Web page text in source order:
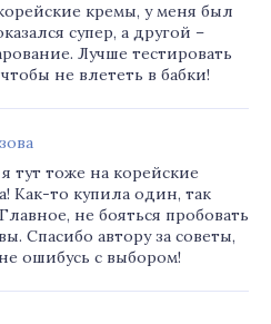
кремы, у меня был
супер, а другой –
Лучше тестировать
не влететь в бабки!
тут тоже на корейские
Как-то купила один, так
не бояться пробовать
Спасибо автору за советы,
ошибусь с выбором!